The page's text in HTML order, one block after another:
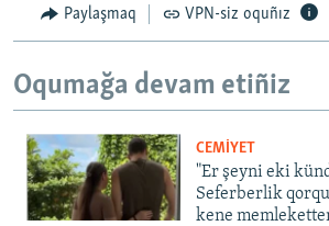
Paylaşmaq VPN-siz oquñız
Oqumağa devam etiñiz
CEMİYET
"Er şeyni eki
Seferberlik
kene